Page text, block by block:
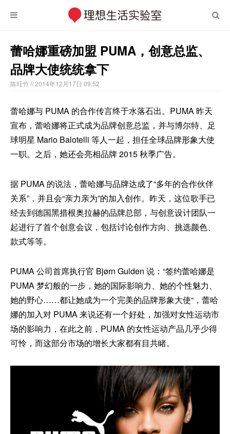
蕾哈娜重磅加盟 PUMA，创意总监、
品牌大使统统拿下
陈珏竹// 2014年12月17日 09:52
蕾哈娜与 PUMA 的合作传言终于水落石出。PUMA 昨天
宣布，蕾哈娜将正式成为品牌创意总监，并与博尔特、足
球明星 Mario Balotelli 等人一起，担任全球品牌形象大使
一职。之后，她还会亮相品牌 2015 秋季广告。
据 PUMA 的说法，蕾哈娜与品牌达成了“多年的合作伙伴
关系”，并且会“亲力亲为”的加入创作。昨天，这位歌手已
经去到德国黑措根奥拉赫的品牌总部，与创意设计团队一
起进行了首个创意会议，包括讨论创作方向、挑选颜色、
款式等等。
PUMA 公司首席执行官 Bjørn Gulden 说：“签约蕾哈娜是
PUMA 梦幻般的一步，她的国际影响力、她的个性魅力、
她的野心……都让她成为一个完美的品牌形象大使“，蕾哈
娜的加入对 PUMA 来说还有一个好处，加强对女性运动市
场的影响力，在此之前，PUMA 的女性运动产品几乎少得
可怜，而这部分市场的增长大家都有目共睹。